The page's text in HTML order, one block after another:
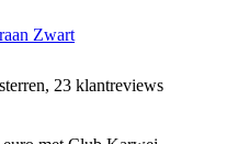
Zwart
23 klantreviews